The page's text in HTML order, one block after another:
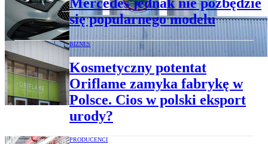
się popularnego modelu
BIZNES
Kosmetyczny potentat
Oriflame zamyka fabrykę w
Polsce. Cios w polski eksport
urody?
PRODUCENCI